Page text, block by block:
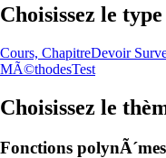
Choisissez le
Cours, ChapitreDevoir
MÃ©thodesTest
Choisissez le
Fonctions polynÃ´mes